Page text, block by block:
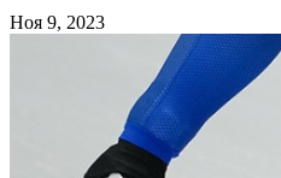
Ноя 9, 2023